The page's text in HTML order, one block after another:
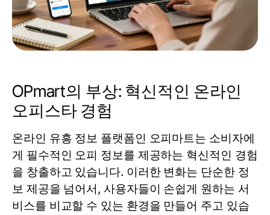
OPmart의 부상: 혁신적인 온라인
오피스타 경험
온라인 유흥 정보 플랫폼인 오피마트는 소비자에
게 필수적인 오피 정보를 제공하는 혁신적인 경험
을 창출하고 있습니다. 이러한 변화는 단순한 정
보 제공을 넘어서, 사용자들이 손쉽게 원하는 서
비스를 비교할 수 있는 환경을 만들어 주고 있습